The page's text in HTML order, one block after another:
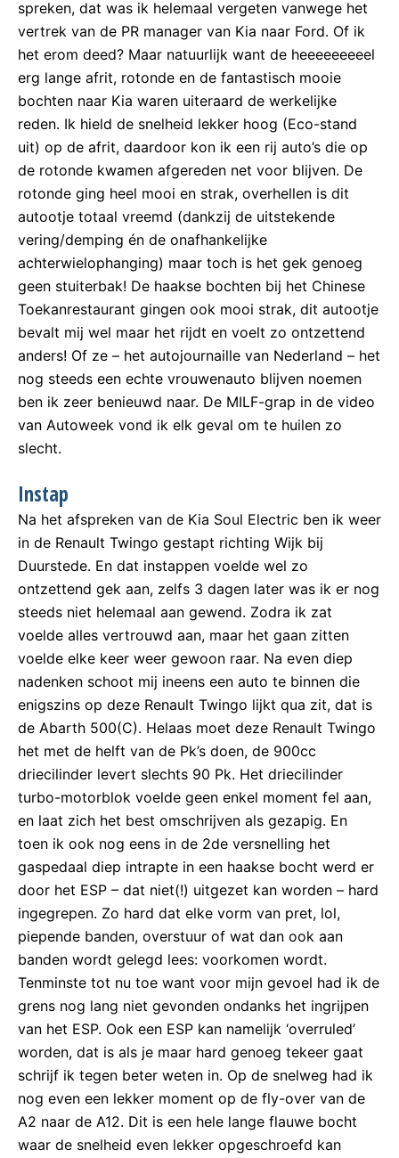
spreken, dat was ik helemaal vergeten vanwege het
vertrek van de PR manager van Kia naar Ford. Of ik
het erom deed? Maar natuurlijk want de heeeeeeeeel
erg lange afrit, rotonde en de fantastisch mooie
bochten naar Kia waren uiteraard de werkelijke
reden. Ik hield de snelheid lekker hoog (Eco-stand
uit) op de afrit, daardoor kon ik een rij auto’s die op
de rotonde kwamen afgereden net voor blijven. De
rotonde ging heel mooi en strak, overhellen is dit
autootje totaal vreemd (dankzij de uitstekende
vering/demping én de onafhankelijke
achterwielophanging) maar toch is het gek genoeg
geen stuiterbak! De haakse bochten bij het Chinese
Toekanrestaurant gingen ook mooi strak, dit autootje
bevalt mij wel maar het rijdt en voelt zo ontzettend
anders! Of ze – het autojournaille van Nederland – het
nog steeds een echte vrouwenauto blijven noemen
ben ik zeer benieuwd naar. De MILF-grap in de video
van Autoweek vond ik elk geval om te huilen zo
slecht.
Instap
Na het afspreken van de Kia Soul Electric ben ik weer
in de Renault Twingo gestapt richting Wijk bij
Duurstede. En dat instappen voelde wel zo
ontzettend gek aan, zelfs 3 dagen later was ik er nog
steeds niet helemaal aan gewend. Zodra ik zat
voelde alles vertrouwd aan, maar het gaan zitten
voelde elke keer weer gewoon raar. Na even diep
nadenken schoot mij ineens een auto te binnen die
enigszins op deze Renault Twingo lijkt qua zit, dat is
de Abarth 500(C). Helaas moet deze Renault Twingo
het met de helft van de Pk’s doen, de 900cc
driecilinder levert slechts 90 Pk. Het driecilinder
turbo-motorblok voelde geen enkel moment fel aan,
en laat zich het best omschrijven als gezapig. En
toen ik ook nog eens in de 2de versnelling het
gaspedaal diep intrapte in een haakse bocht werd er
door het ESP – dat niet(!) uitgezet kan worden – hard
ingegrepen. Zo hard dat elke vorm van pret, lol,
piepende banden, overstuur of wat dan ook aan
banden wordt gelegd lees: voorkomen wordt.
Tenminste tot nu toe want voor mijn gevoel had ik de
grens nog lang niet gevonden ondanks het ingrijpen
van het ESP. Ook een ESP kan namelijk ‘overruled’
worden, dat is als je maar hard genoeg tekeer gaat
schrijf ik tegen beter weten in. Op de snelweg had ik
nog even een lekker moment op de fly-over van de
A2 naar de A12. Dit is een hele lange flauwe bocht
waar de snelheid even lekker opgeschroefd kan